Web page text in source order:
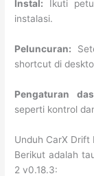
Instal: Ikuti
instalasi.
Peluncuran:
shortcut di
Pengaturan
seperti kontrol
Unduh CarX Drift
Berikut adalah
2 v0.18.3: